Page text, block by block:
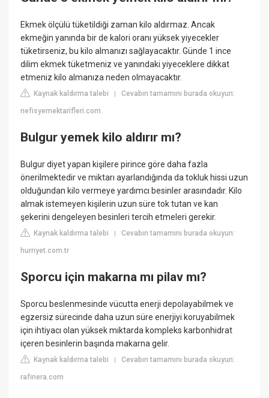
Ekmek ölçülü tüketildiği zaman kilo aldırmaz. Ancak
ekmeğin yanında bir de kalori oranı yüksek yiyecekler
tüketirseniz, bu kilo almanızı sağlayacaktır. Günde 1 ince
dilim ekmek tüketmeniz ve yanındaki yiyeceklere dikkat
etmeniz kilo almanıza neden olmayacaktır.
Kaynak kaldırma talebi |Cevabın tamamını burada okuyun:
nefisyemektarifleri.com
Bulgur yemek kilo aldırır mı?
Bulgur diyet yapan kişilere pirince göre daha fazla
önerilmektedir ve miktarı ayarlandığında da tokluk hissi uzun
olduğundan kilo vermeye yardımcı besinler arasındadır. Kilo
almak istemeyen kişilerin uzun süre tok tutan ve kan
şekerini dengeleyen besinleri tercih etmeleri gerekir.
Kaynak kaldırma talebi |Cevabın tamamını burada okuyun:
hurriyet.com.tr
Sporcu için makarna mı pilav mı?
Sporcu beslenmesinde vücutta enerji depolayabilmek ve
egzersiz sürecinde daha uzun süre enerjiyi koruyabilmek
için ihtiyacı olan yüksek miktarda kompleks karbonhidrat
içeren besinlerin başında makarna gelir.
Kaynak kaldırma talebi |Cevabın tamamını burada okuyun:
rafinera.com